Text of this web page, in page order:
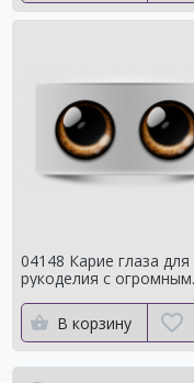
04148 Карие глаза для
рукоделия с огромным
В корзину